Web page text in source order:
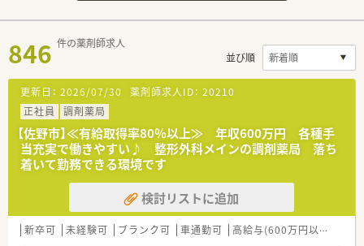
846 件の薬剤師求人
並び順
更新日： 2026/07/30 薬剤師求人ID： 20210
正社員
調剤薬局
【佐野市】≪有給取得率80％以上≫ 年収600万円 各種手
当充実で働きやすい♪ 整形外科メインの調剤薬局 落ち
着いて勤務できる環境です
検討リストに追加
新卒可 未経験可 ブランク可 車通勤可 高給与(600万円以上)